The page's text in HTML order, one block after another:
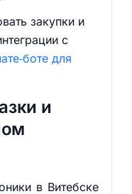
закупки и
с
для
и
в Витебске